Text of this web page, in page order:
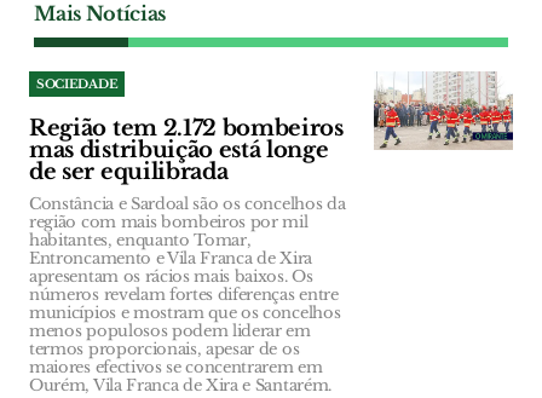
Mais Notícias
SOCIEDADE
Região tem 2.172 bombeiros
mas distribuição está longe
de ser equilibrada
Constância e Sardoal são os concelhos da
região com mais bombeiros por mil
habitantes, enquanto Tomar,
Entroncamento e Vila Franca de Xira
apresentam os rácios mais baixos. Os
números revelam fortes diferenças entre
municípios e mostram que os concelhos
menos populosos podem liderar em
termos proporcionais, apesar de os
maiores efectivos se concentrarem em
Ourém, Vila Franca de Xira e Santarém.